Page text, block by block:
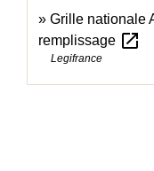
Grille nationale
remplissage open_in_new
Legifrance